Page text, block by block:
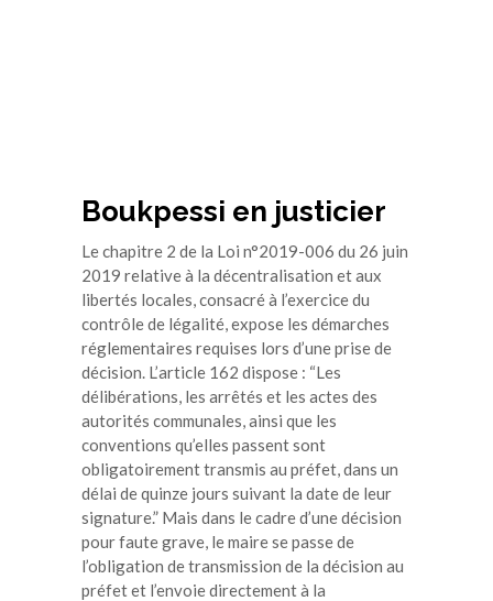
Boukpessi en justicier
Le chapitre 2 de la Loi n°2019-006 du 26 juin
2019 relative à la décentralisation et aux
libertés locales, consacré à l’exercice du
contrôle de légalité, expose les démarches
réglementaires requises lors d’une prise de
décision. L’article 162 dispose : “Les
délibérations, les arrêtés et les actes des
autorités communales, ainsi que les
conventions qu’elles passent sont
obligatoirement transmis au préfet, dans un
délai de quinze jours suivant la date de leur
signature.” Mais dans le cadre d’une décision
pour faute grave, le maire se passe de
l’obligation de transmission de la décision au
préfet et l’envoie directement à la